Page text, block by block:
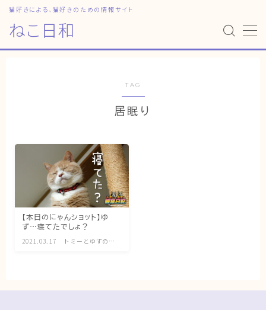
ねこ日和
猫好きによる、猫好きのための情報サイト
MENU
猫暮らしの平均
猫のなぜ？
ゆずとシンバの日常
ねこの部屋
TAG
居眠り
【本日のにゃんショット】ゆ
ず…寝てたでしょ？
2021.03.17
トミーとゆずの観